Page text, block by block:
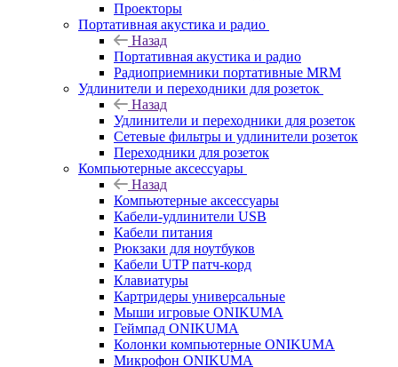
Проекторы
Портативная акустика и радио
Назад
Портативная акустика и радио
Радиоприемники портативные MRM
Удлинители и переходники для розеток
Назад
Удлинители и переходники для розеток
Сетевые фильтры и удлинители розеток
Переходники для розеток
Компьютерные аксессуары
Назад
Компьютерные аксессуары
Кабели-удлинители USB
Кабели питания
Рюкзаки для ноутбуков
Кабели UTP патч-корд
Клавиатуры
Картридеры универсальные
Мыши игровые ONIKUMA
Геймпад ONIKUMA
Колонки компьютерные ONIKUMA
Микрофон ONIKUMA